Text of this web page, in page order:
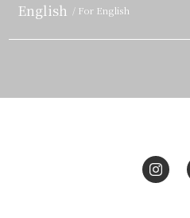
English / For English